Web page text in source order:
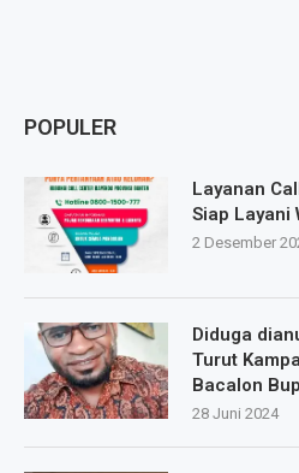
POPULER
Layanan
Siap Layani
2 Desember
Diduga
Turut
Bacalon
28 Juni 2024